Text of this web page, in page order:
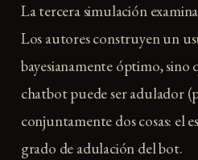
La tercera simulación
Los autores construyen un
bayesianamente óptimo, sino
chatbot puede ser adulador
conjuntamente dos cosas: el
grado de adulación del bot.